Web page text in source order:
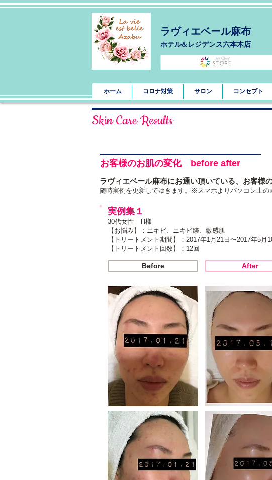
ラヴィエベール麻布
​ホテル&レジデンス六本木店
ホーム コロナ対策 サロン コンセプト
Skin Care Results
​お客様のお肌の変化 before after
ラヴィエベール麻布にお通い頂いている、お客様
随時実例を更新してゆきます。※スマホよりパソコン上の
実例集１
​30代女性 H様
【お悩み】：ニキビ、ニキビ跡、敏感肌
【トリートメント期間】：2017年1月21日〜2017年5月
​【トリートメント回数】：12回
After
Before